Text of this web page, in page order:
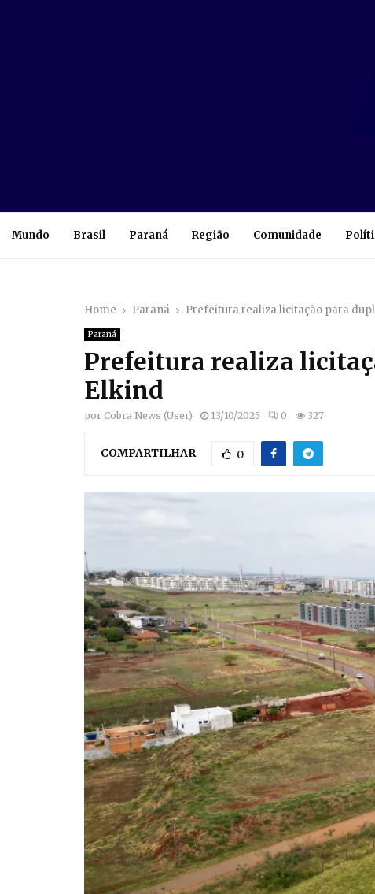
Mundo Brasil Paraná Região Comunidade
Home Paraná Prefeitura realiza licitação para
Paraná
Prefeitura realiza
Elkind
por Cobra News (User) 13/10/2025 0 327
COMPARTILHAR 0